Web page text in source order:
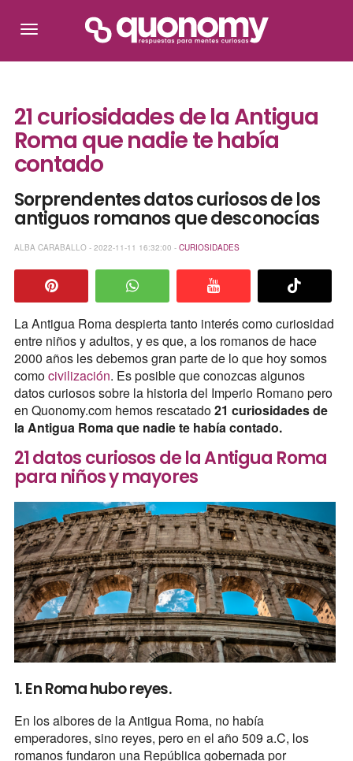
21 curiosidades de la Antigua
Roma que nadie te había
contado
Sorprendentes datos curiosos de los
antiguos romanos que desconocías
ALBA CARABALLO - 2022-11-11 16:32:00 - CURIOSIDADES
La Antigua Roma despierta tanto interés como curiosidad
entre niños y adultos, y es que, a los romanos de hace
2000 años les debemos gran parte de lo que hoy somos
comocivilización. Es posible que conozcas algunos
datos curiosos sobre la historia del Imperio Romano pero
en Quonomy.com hemos rescatado21 curiosidades de
la Antigua Roma que nadie te había contado.
21 datos curiosos de la Antigua Roma
para niños y mayores
1. En Roma hubo reyes.
En los albores de la Antigua Roma, no había
emperadores, sino reyes, pero en el año 509 a.C, los
romanos fundaron una República gobernada por